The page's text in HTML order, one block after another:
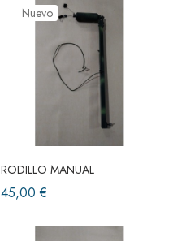
Nuevo
RODILLO MANUAL
45,00 €